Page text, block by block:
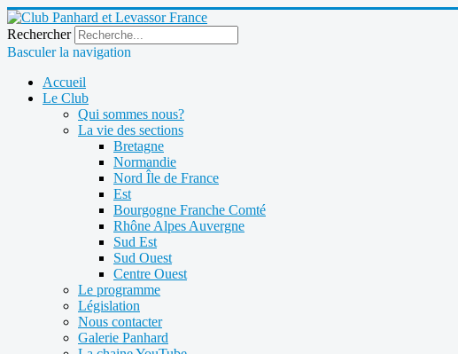
Rechercher
Basculer la navigation
Accueil
Le Club
Qui sommes nous?
La vie des sections
Bretagne
Normandie
Nord Île de France
Est
Bourgogne Franche Comté
Rhône Alpes Auvergne
Sud Est
Sud Ouest
Centre Ouest
Le programme
Législation
Nous contacter
Galerie Panhard